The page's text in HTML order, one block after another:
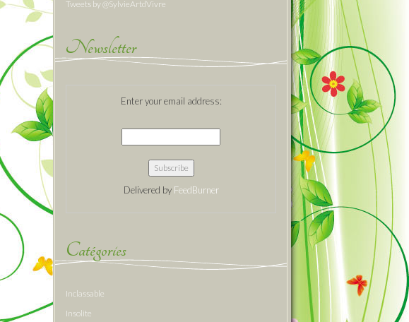
Tweets by @SylvieArtdVivre
Newsletter
Enter your email address:
Delivered by FeedBurner
Catégories
Inclassable
Insolite